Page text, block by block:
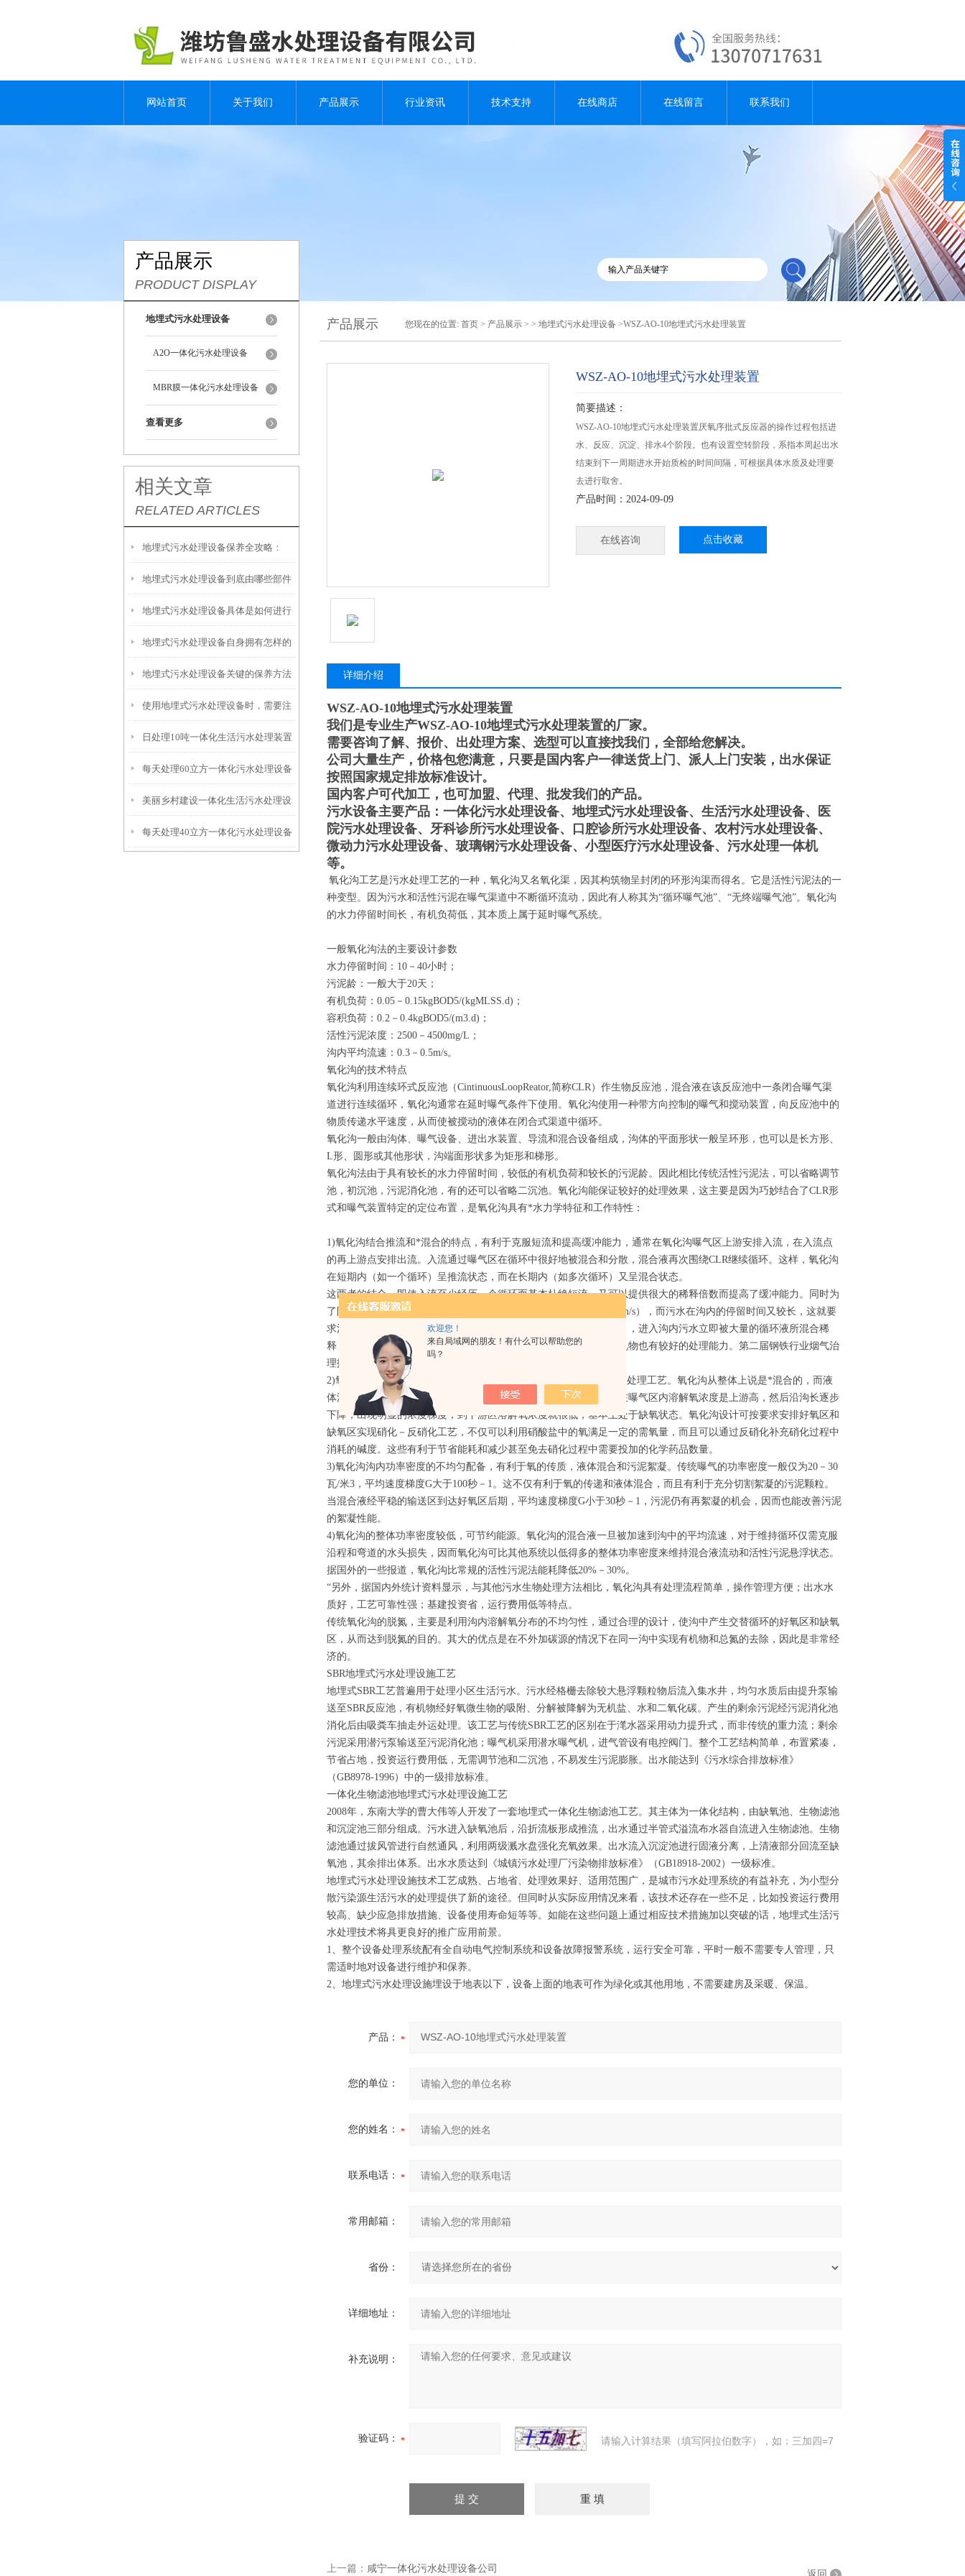
欢迎您！
来自局域网的朋友！有什么可以帮助您的
吗？
网站首页 关于我们 产品展示 行业资讯 技术支持 在线商店 在线留言 联系我们
产品展示
PRODUCT DISPLAY
地埋式污水处理设备
A2O一体化污水处理设备
MBR膜一体化污水处理设备
查看更多
相关文章
RELATED ARTICLES
地埋式污水处理设备保养全攻略：
让“地下卫士”持续高效运转
地埋式污水处理设备到底由哪些部件
撑起？核心结构一文拆解
地埋式污水处理设备具体是如何进行
安装的呢？
地埋式污水处理设备自身拥有怎样的
特点呢？
地埋式污水处理设备关键的保养方法
使用地埋式污水处理设备时，需要注
意以下事项
日处理10吨一体化生活污水处理装置
每天处理60立方一体化污水处理设备
美丽乡村建设一体化生活污水处理设
备
每天处理40立方一体化污水处理设备
产品展示 您现在的位置: 首页 > 产品展示 > > 地埋式污水处理设备 >WSZ-AO-10地埋式污水处理装置
WSZ-AO-10地埋式污水处理装置
简要描述：
WSZ-AO-10地埋式污水处理装置厌氧序批式反应器的操作过程包括进
水、反应、沉淀、排水4个阶段。也有设置空转阶段，系指本周起出水
结束到下一周期进水开始质检的时间间隔，可根据具体水质及处理要
去进行取舍。
产品时间：2024-09-09
在线咨询 点击收藏
详细介绍
WSZ-AO-10地埋式污水处理装置
我们是专业生产WSZ-AO-10地埋式污水处理装置的厂家。
需要咨询了解、报价、出处理方案、选型可以直接找我们，全部给您解决。
公司大量生产，价格包您满意，只要是国内客户一律送货上门、派人上门安装，出水保证
按照国家规定排放标准设计。
国内客户可代加工，也可加盟、代理、批发我们的产品。
污水设备主要产品：一体化污水处理设备、地埋式污水处理设备、生活污水处理设备、医
院污水处理设备、牙科诊所污水处理设备、口腔诊所污水处理设备、农村污水处理设备、
微动力污水处理设备、玻璃钢污水处理设备、小型医疗污水处理设备、污水处理一体机
等。
氧化沟工艺是污水处理工艺的一种，氧化沟又名氧化渠，因其构筑物呈封闭的环形沟渠而得名。它是活性污泥法的一
种变型。因为污水和活性污泥在曝气渠道中不断循环流动，因此有人称其为“循环曝气池”、“无终端曝气池”。氧化沟
的水力停留时间长，有机负荷低，其本质上属于延时曝气系统。
一般氧化沟法的主要设计参数
水力停留时间：10－40小时；
污泥龄：一般大于20天；
有机负荷：0.05－0.15kgBOD5/(kgMLSS.d)；
容积负荷：0.2－0.4kgBOD5/(m3.d)；
活性污泥浓度：2500－4500mg/L；
沟内平均流速：0.3－0.5m/s。
氧化沟的技术特点
氧化沟利用连续环式反应池（CintinuousLoopReator,简称CLR）作生物反应池，混合液在该反应池中一条闭合曝气渠
道进行连续循环，氧化沟通常在延时曝气条件下使用。氧化沟使用一种带方向控制的曝气和搅动装置，向反应池中的
物质传递水平速度，从而使被搅动的液体在闭合式渠道中循环。
氧化沟一般由沟体、曝气设备、进出水装置、导流和混合设备组成，沟体的平面形状一般呈环形，也可以是长方形、
L形、圆形或其他形状，沟端面形状多为矩形和梯形。
氧化沟法由于具有较长的水力停留时间，较低的有机负荷和较长的污泥龄。因此相比传统活性污泥法，可以省略调节
池，初沉池，污泥消化池，有的还可以省略二沉池。氧化沟能保证较好的处理效果，这主要是因为巧妙结合了CLR形
式和曝气装置特定的定位布置，是氧化沟具有*水力学特征和工作特性：
1)氧化沟结合推流和*混合的特点，有利于克服短流和提高缓冲能力，通常在氧化沟曝气区上游安排入流，在入流点
的再上游点安排出流。入流通过曝气区在循环中很好地被混合和分散，混合液再次围绕CLR继续循环。这样，氧化沟
在短期内（如一个循环）呈推流状态，而在长期内（如多次循环）又呈混合状态。
这两者的结合，即使入流至少经历一个循环而基本杜绝短流，又可以提供很大的稀释倍数而提高了缓冲能力。同时为
了防止污泥沉积，必须保证沟内足够的流速（一般平均流速大于0.3m/s），而污水在沟内的停留时间又较长，这就要
求沟内有较大的循环流量（一般是污水进水流量的数倍乃至数十倍），进入沟内污水立即被大量的循环液所混合稀
释，因此氧化沟系统具有很强的耐冲击负荷能力，对不易降解的有机物也有较好的处理能力。第二届钢铁行业烟气治
理技术与应用研讨会 2019.3.25-26 济南 点击立即报名
2)氧化沟具有明显的溶解氧浓度梯度，特别适用于硝化－反硝化生物处理工艺。氧化沟从整体上说是*混合的，而液
体流动却又保持着推流前进，其曝气装置是定位的，因此，混合液在曝气区内溶解氧浓度是上游高，然后沿沟长逐步
下降，出现明显的浓度梯度，到下游区溶解氧浓度就很低，基本上处于缺氧状态。氧化沟设计可按要求安排好氧区和
缺氧区实现硝化－反硝化工艺，不仅可以利用硝酸盐中的氧满足一定的需氧量，而且可以通过反硝化补充硝化过程中
消耗的碱度。这些有利于节省能耗和减少甚至免去硝化过程中需要投加的化学药品数量。
3)氧化沟沟内功率密度的不均匀配备，有利于氧的传质，液体混合和污泥絮凝。传统曝气的功率密度一般仅为20－30
瓦/米3，平均速度梯度G大于100秒－1。这不仅有利于氧的传递和液体混合，而且有利于充分切割絮凝的污泥颗粒。
当混合液经平稳的输送区到达好氧区后期，平均速度梯度G小于30秒－1，污泥仍有再絮凝的机会，因而也能改善污泥
的絮凝性能。
4)氧化沟的整体功率密度较低，可节约能源。氧化沟的混合液一旦被加速到沟中的平均流速，对于维持循环仅需克服
沿程和弯道的水头损失，因而氧化沟可比其他系统以低得多的整体功率密度来维持混合液流动和活性污泥悬浮状态。
据国外的一些报道，氧化沟比常规的活性污泥法能耗降低20%－30%。
“另外，据国内外统计资料显示，与其他污水生物处理方法相比，氧化沟具有处理流程简单，操作管理方便；出水水
质好，工艺可靠性强；基建投资省，运行费用低等特点。
传统氧化沟的脱氮，主要是利用沟内溶解氧分布的不均匀性，通过合理的设计，使沟中产生交替循环的好氧区和缺氧
区，从而达到脱氮的目的。其大的优点是在不外加碳源的情况下在同一沟中实现有机物和总氮的去除，因此是非常经
济的。
SBR地埋式污水处理设施工艺
地埋式SBR工艺普遍用于处理小区生活污水。污水经格栅去除较大悬浮颗粒物后流入集水井，均匀水质后由提升泵输
送至SBR反应池，有机物经好氧微生物的吸附、分解被降解为无机盐、水和二氧化碳。产生的剩余污泥经污泥消化池
消化后由吸粪车抽走外运处理。该工艺与传统SBR工艺的区别在于滗水器采用动力提升式，而非传统的重力流；剩余
污泥采用潜污泵输送至污泥消化池；曝气机采用潜水曝气机，进气管设有电控阀门。整个工艺结构简单，布置紧凑，
节省占地，投资运行费用低，无需调节池和二沉池，不易发生污泥膨胀。出水能达到《污水综合排放标准》
（GB8978-1996）中的一级排放标准。
一体化生物滤池地埋式污水处理设施工艺
2008年，东南大学的曹大伟等人开发了一套地埋式一体化生物滤池工艺。其主体为一体化结构，由缺氧池、生物滤池
和沉淀池三部分组成。污水进入缺氧池后，沿折流板形成推流，出水通过半管式溢流布水器自流进入生物滤池。生物
滤池通过拔风管进行自然通风，利用两级溅水盘强化充氧效果。出水流入沉淀池进行固液分离，上清液部分回流至缺
氧池，其余排出体系。出水水质达到《城镇污水处理厂污染物排放标准》（GB18918-2002）一级标准。
地埋式污水处理设施技术工艺成熟、占地省、处理效果好、适用范围广，是城市污水处理系统的有益补充，为小型分
散污染源生活污水的处理提供了新的途径。但同时从实际应用情况来看，该技术还存在一些不足，比如投资运行费用
较高、缺少应急排放措施、设备使用寿命短等等。如能在这些问题上通过相应技术措施加以突破的话，地埋式生活污
水处理技术将具更良好的推广应用前景。
1、整个设备处理系统配有全自动电气控制系统和设备故障报警系统，运行安全可靠，平时一般不需要专人管理，只
需适时地对设备进行维护和保养。
2、地埋式污水处理设施埋设于地表以下，设备上面的地表可作为绿化或其他用地，不需要建房及采暖、保温。
产品：
您的单位：
您的姓名：
联系电话：
常用邮箱：
省份：
详细地址：
补充说明：
验证码： 请输入计算结果（填写阿拉伯数字），如：三加四=7
上一篇： 咸宁一体化污水处理设备公司